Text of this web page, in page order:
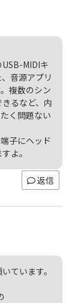
MIDIキ
音源アプリ
複数のシン
るなど、内
く問題ない
子にヘッド
よ。
返信
ています。